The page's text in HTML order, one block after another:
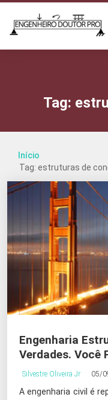
Tag:
Início
Tag: estruturas de
Engenharia
Verdades. Você
Silvestre Oliveira Jr 05/
A engenharia civil é